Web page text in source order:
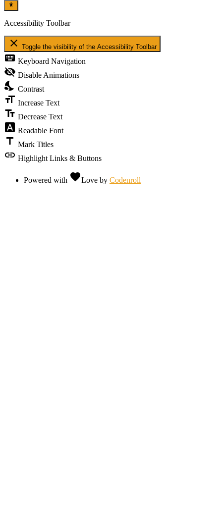
Accessibility Toolbar
close Toggle the visibility of the Accessibility Toolbar
keyboard Keyboard Navigation
visibility_off Disable Animations
nights_stay Contrast
format_size Increase Text
text_fields Decrease Text
font_download Readable Font
title Mark Titles
link Highlight Links & Buttons
Powered with favoriteLove by Codenroll